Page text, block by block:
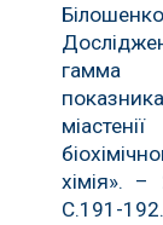
гамма
хімія».
С.191-192.